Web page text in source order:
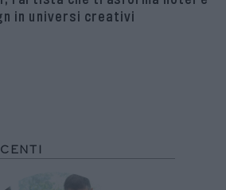
in universi creativi